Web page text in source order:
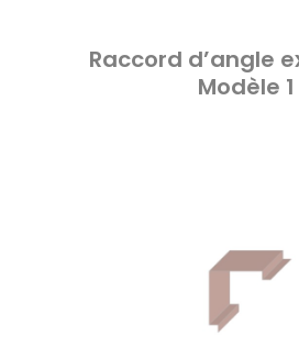
Raccord d’angle
Modèle 1